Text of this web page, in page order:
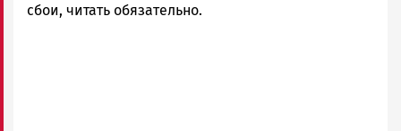
сбои, читать обязательно.